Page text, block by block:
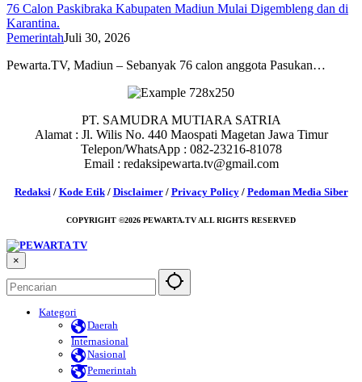
76 Calon Paskibraka Kabupaten Madiun Mulai Digembleng dan di
Karantina.
PemerintahJuli 30, 2026
Pewarta.TV, Madiun – Sebanyak 76 calon anggota Pasukan…
PT. SAMUDRA MUTIARA SATRIA
Alamat : Jl. Wilis No. 440 Maospati Magetan Jawa Timur
Telepon/WhatsApp : 082-23216-81078
Email : redaksipewarta.tv@gmail.com
Redaksi / Kode Etik/ Disclaimer/ Privacy Policy/ Pedoman Media Siber
COPYRIGHT ©2026 PEWARTA.TV ALL RIGHTS RESERVED
×
Kategori
Daerah
Internasional
Nasional
Pemerintah